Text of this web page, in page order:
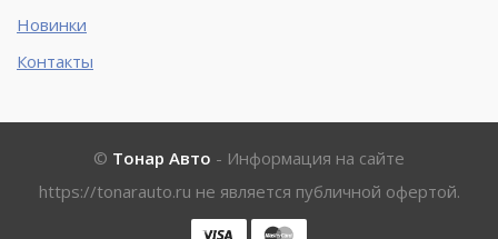
Новинки
Контакты
© Тонар Авто - Информация на сайте
https://tonarauto.ru не является публичной офертой.